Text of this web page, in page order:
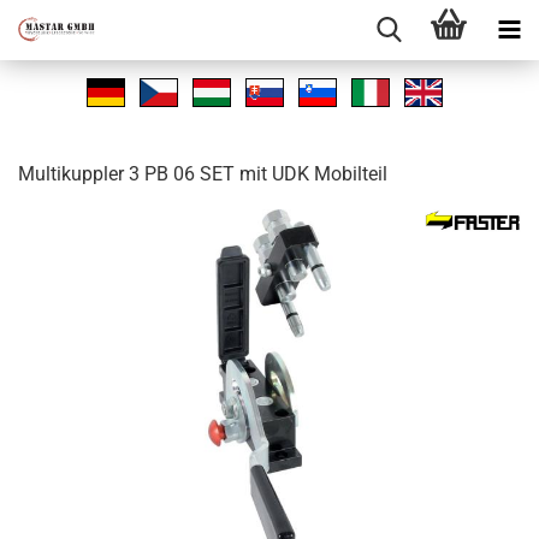
Mul­tikupp­ler 3 PB 06 SET mit UDK Mo­bil­teil